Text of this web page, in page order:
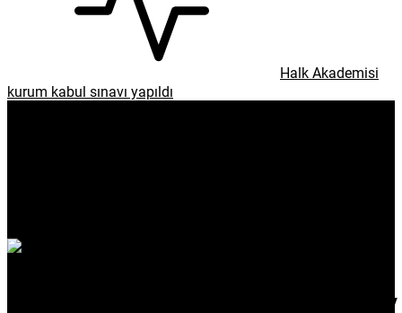
Halk Akademisi
kurum kabul sınavı yapıldı